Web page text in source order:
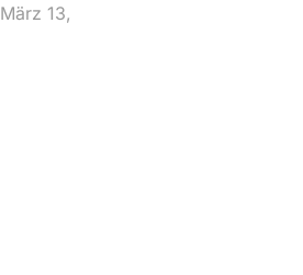
Veröffentlicht
März 13,